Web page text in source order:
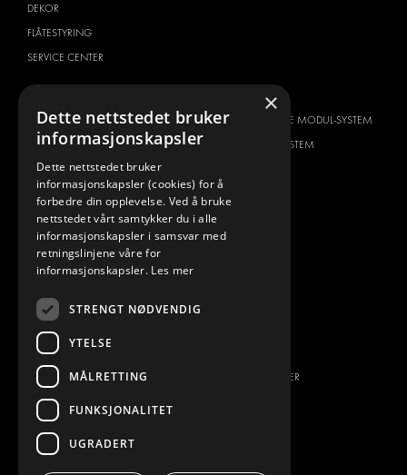
DEKOR
FLÅTESTYRING
SERVICE CENTER
CITROËN
DACIA
FIAT
HYUNDAI
IVECO
MAN
MERCEDES
NISSAN
OPEL
PEUGEOT
RENAULT
TOYOTA
HVORFOR VELGE MODUL-SYSTEM
OM MODUL-SYSTEM
JOBBMULIGHETER
×
Dette nettstedet bruker
informasjonskapsler
Dette nettstedet bruker
informasjonskapsler (cookies) for å
forbedre din opplevelse. Ved å bruke
nettstedet vårt samtykker du i alle
informasjonskapsler i samsvar med
retningslinjene våre for
informasjonskapsler. Les mer
STRENGT NØDVENDIG
YTELSE
MÅLRETTING
FUNKSJONALITET
UGRADERT